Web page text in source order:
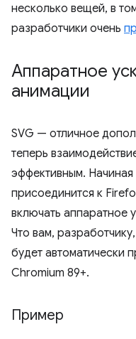
несколько вещей, в
разработчики очень
Аппаратное
анимации
SVG — отличное
теперь
эффективным.
присоединится к
включать аппаратное
Что вам,
будет автоматически
Chromium 89+.
Пример